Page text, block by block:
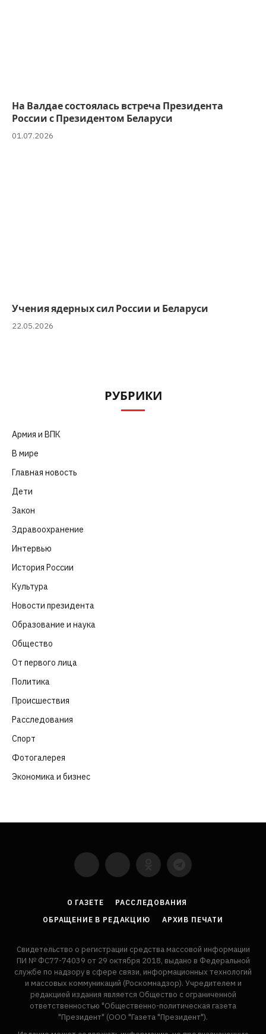
На Валдае состоялась встреча Президента
России с Президентом Беларуси
01.07.2026
Учения ядерных сил России и Беларуси
22.05.2026
РУБРИКИ
Армия и ВПК
В мире
Главная новость
Дети
Закон
Здравоохранение
Интервью
История России
Культура
Новости президента
Образование и наука
Общество
От первого лица
Политика
Происшествия
Расследования
Спорт
Фотогалерея
Экономика и бизнес
YouTubeVKontakte
LinkedInFlickr
О ГАЗЕТЕ
РАССЛЕДОВАНИЯ
ОБРАЩЕНИЕ В РЕДАКЦИЮ
АРХИВ ПЕЧАТИ
Свидетельство о регистрации средства массовой информации
ПИ № ФС77-74039 от 29 октября 2018, выдано в Федеральной
службе по надзору в сфере связи, информационных технологий
и массовых коммуникаций (Роскомнадзор). Учредителем и
редакцией издания является Общество с ограниченной
ответственностью "Общественно-политическая газета
"Президент" (ООО "Газета "Президент").